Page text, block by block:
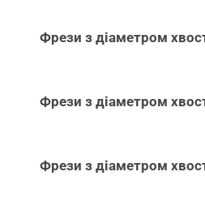
Фрези з діаметром
Фрези з діаметром
Фрези з діаметром